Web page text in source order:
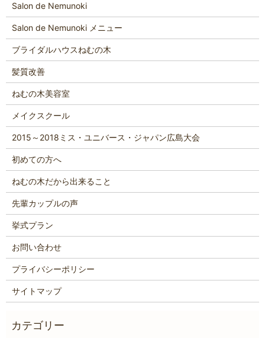
Salon de Nemunoki
Salon de Nemunoki メニュー
ブライダルハウスねむの木
髪質改善
ねむの木美容室
メイクスクール
2015～2018ミス・ユニバース・ジャパン広島大会
初めての方へ
ねむの木だから出来ること
先輩カップルの声
挙式プラン
お問い合わせ
プライバシーポリシー
サイトマップ